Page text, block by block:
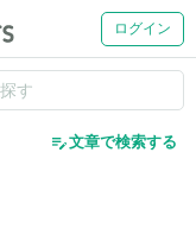
ログイン
edit_note文章で検索する